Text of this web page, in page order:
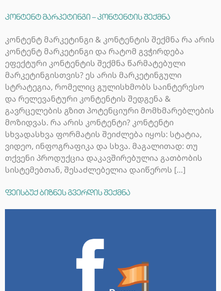
კონტენტ მარკეტინგი – კონტენტის შექმნა
კონტენტ მარკეტინგი & კონტენტის შექმნა რა არის
კონტენტ მარკეტინგი და რატომ გვჭირდება
ეფექტური კონტენტის შექმნა წარმატებული
მარკეტინგისთვის? ეს არის მარკეტინგული
სტრატეგია, რომელიც გულისხმობს საინტერესო
და რელევანტური კონტენტის შედგენა &
გავრცელების გზით პოტენციური მომხმარებლების
მოზიდვას. რა არის კონტენტი? კონტენტი
სხვადასხვა ფორმატის შეიძლება იყოს: სტატია,
ვიდეო, ინფოგრაფიკა და სხვა. მაგალითად: თუ
თქვენი პროდუქცია დაკავშირებულია გათბობის
სისტემებთან, შესაძლებელია დაიწეროს […]
ფეისბუქ ბიზნეს გვერდის შექმნა